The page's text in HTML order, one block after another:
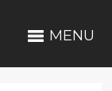
MENU